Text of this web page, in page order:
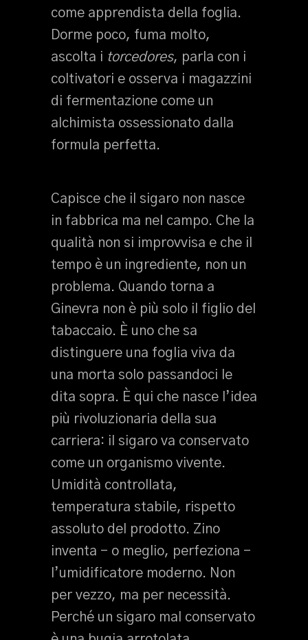
come apprendista della foglia.
Dorme poco, fuma molto,
ascolta i torcedores, parla con i
coltivatori e osserva i magazzini
di fermentazione come un
alchimista ossessionato dalla
formula perfetta.
Capisce che il sigaro non nasce
in fabbrica ma nel campo. Che la
qualità non si improvvisa e che il
tempo è un ingrediente, non un
problema. Quando torna a
Ginevra non è più solo il figlio del
tabaccaio. È uno che sa
distinguere una foglia viva da
una morta solo passandoci le
dita sopra. È qui che nasce l’idea
più rivoluzionaria della sua
carriera: il sigaro va conservato
come un organismo vivente.
Umidità controllata,
temperatura stabile, rispetto
assoluto del prodotto. Zino
inventa – o meglio, perfeziona –
l’umidificatore moderno. Non
per vezzo, ma per necessità.
Perché un sigaro mal conservato